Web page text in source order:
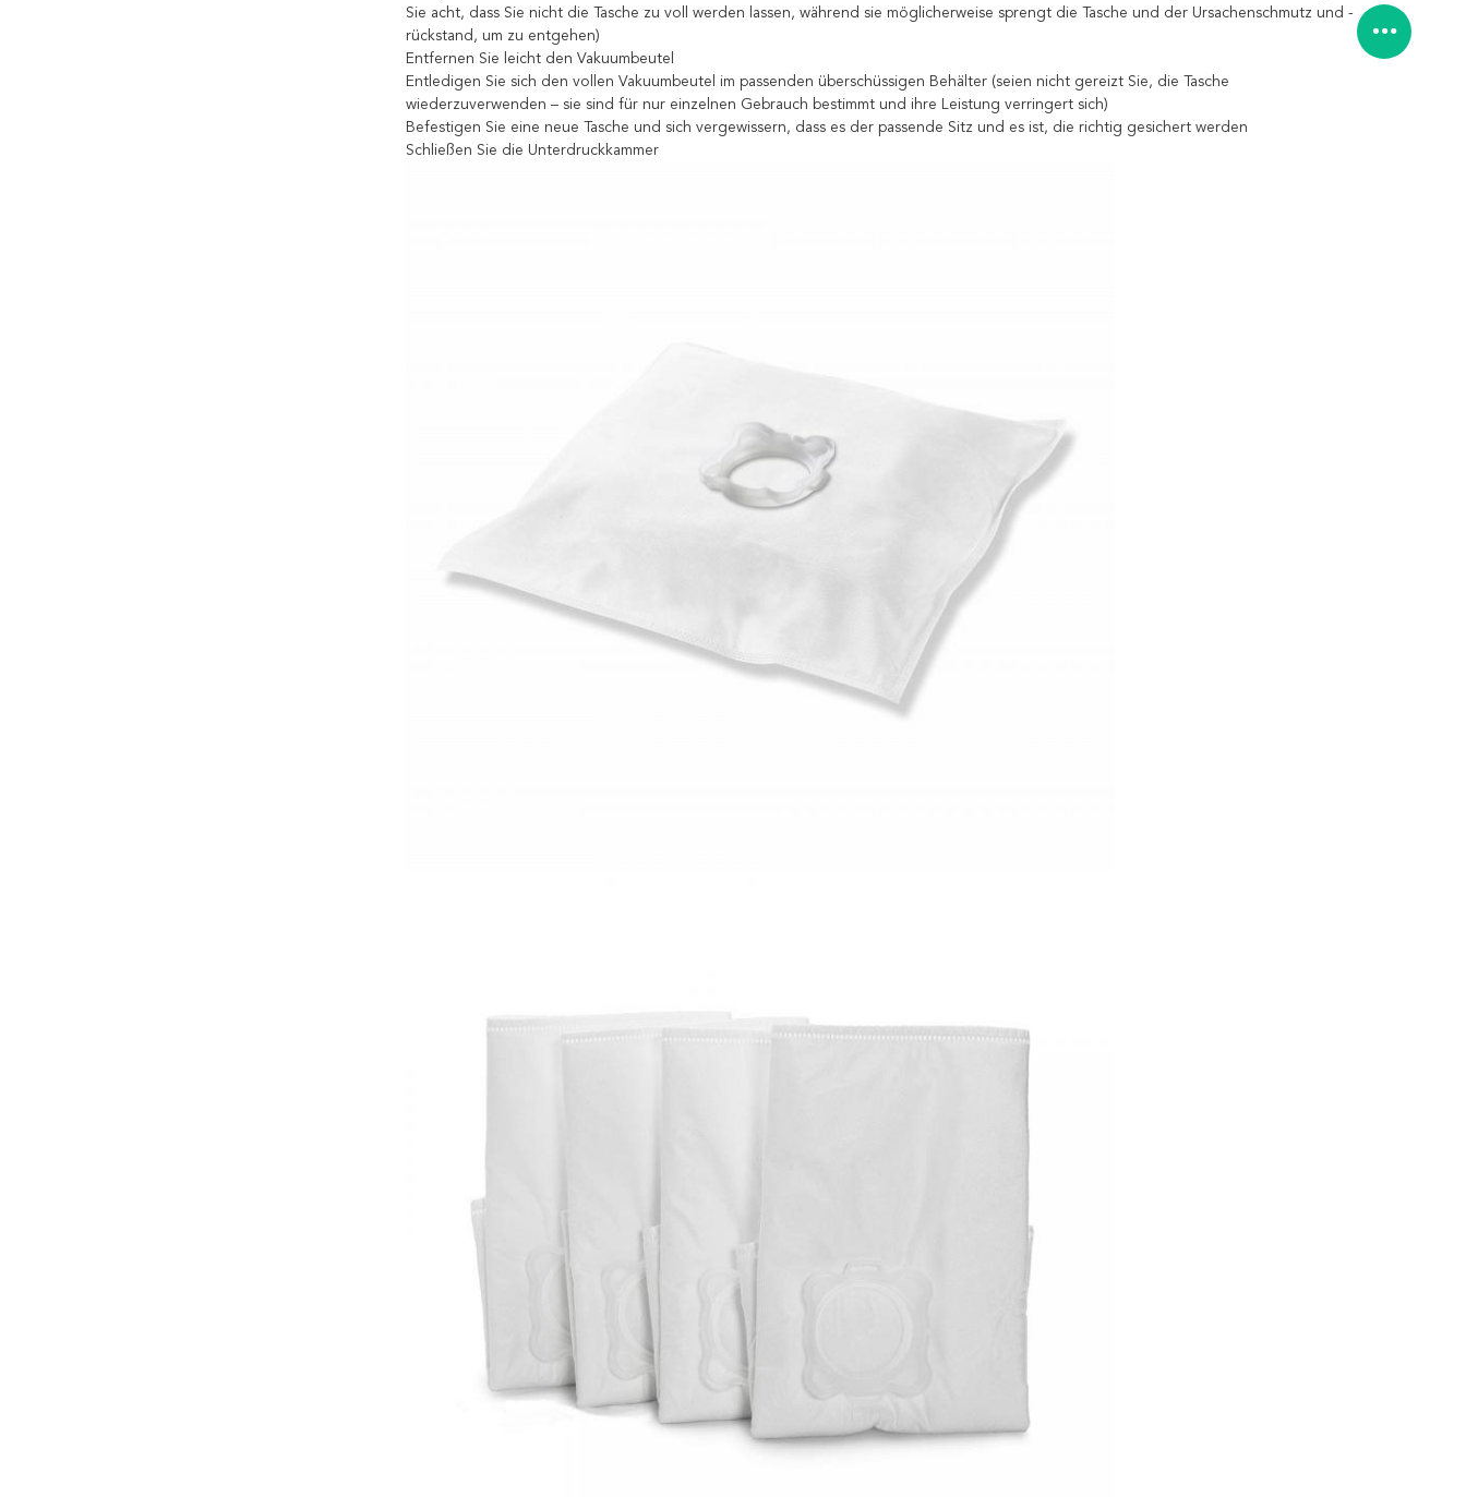
Sie acht, dass Sie nicht die Tasche zu voll werden lassen, während sie möglicherweise sprengt die Tasche und der Ursachenschmutz und -
rückstand, um zu entgehen)
Entfernen Sie leicht den Vakuumbeutel
Entledigen Sie sich den vollen Vakuumbeutel im passenden überschüssigen Behälter (seien nicht gereizt Sie, die Tasche
wiederzuverwenden – sie sind für nur einzelnen Gebrauch bestimmt und ihre Leistung verringert sich)
Befestigen Sie eine neue Tasche und sich vergewissern, dass es der passende Sitz und es ist, die richtig gesichert werden
Schließen Sie die Unterdruckkammer